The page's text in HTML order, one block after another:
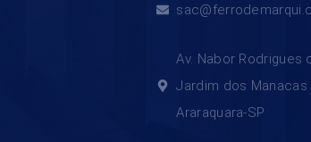
Av. Nabor Rodrigues
Jardim dos Manacas
Araraquara-SP